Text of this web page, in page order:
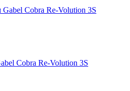
Cobra Re-Volution 3S